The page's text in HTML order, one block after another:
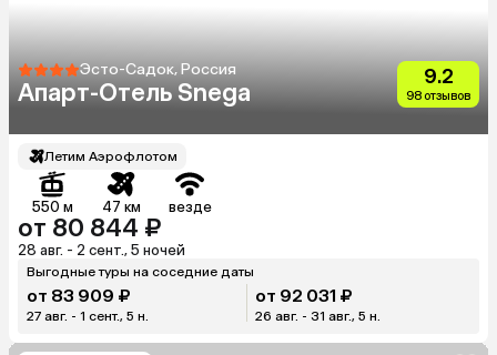
Эсто-Садок, Россия
Апарт-Отель Snega
9.2
98 отзывов
Летим Аэрофлотом
550 м 47 км везде
от 80 844 ₽
28 авг. - 2 сент., 5 ночей
Выгодные туры на соседние даты
от 83 909 ₽
27 авг. - 1 сент., 5 н.
от 92 031 ₽
26 авг. - 31 авг., 5 н.